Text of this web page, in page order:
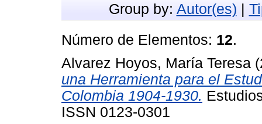
Group by: Autor(es) |
Número de Elementos: 12.
Alvarez Hoyos, María Teresa
una Herramienta para el
Colombia 1904-1930.
ISSN 0123-0301